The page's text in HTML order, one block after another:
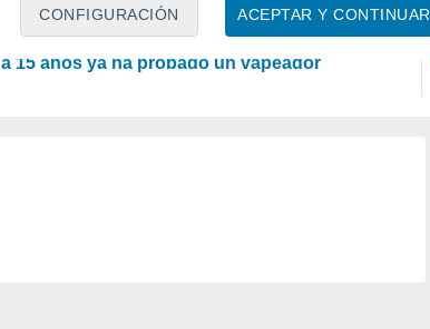
ACEPTAR Y CONTINUAR
CONFIGURACIÓN
ACTUALIDAD
Uno de cada tres adolescentes chilenos de 13
a 15 años ya ha probado un vapeador